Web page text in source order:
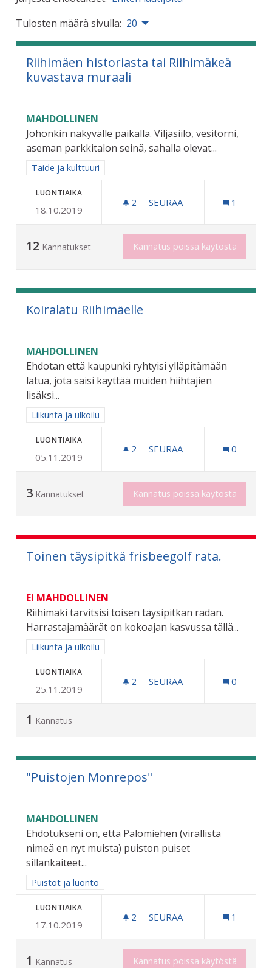
Tulosten määrä sivulla: 20
Riihimäen historiasta tai Riihimäkeä
kuvastava muraali
MAHDOLLINEN
Johonkin näkyvälle paikalla. Viljasiilo, vesitorni,
aseman parkkitalon seinä, sahalla olevat...
Rajaa tulokset aihepiirin mukaan: Taide ja kulttuuri
Taide ja kulttuuri
LUONTIAIKA
18.10.2019
2 2 SEURAAJAA
SEURAA 1
12 Kannatukset Kannatus poissa käytöstä
Koiralatu Riihimäelle
MAHDOLLINEN
Ehdotan että kaupunki ryhtyisi ylläpitämään
latua, jota saisi käyttää muiden hiihtäjien
lisäksi...
Rajaa tulokset aihepiirin mukaan: Liikunta ja ulkoilu
Liikunta ja ulkoilu
LUONTIAIKA
05.11.2019
2 2 SEURAAJAA
SEURAA 0
3 Kannatukset Kannatus poissa käytöstä
Toinen täysipitkä frisbeegolf rata.
EI MAHDOLLINEN
Riihimäki tarvitsisi toisen täysipitkän radan.
Harrastajamäärät on kokoajan kasvussa tällä...
Rajaa tulokset aihepiirin mukaan: Liikunta ja ulkoilu
Liikunta ja ulkoilu
LUONTIAIKA
25.11.2019
2 2 SEURAAJAA
SEURAA 0
1 Kannatus
"Puistojen Monrepos"
MAHDOLLINEN
Ehdotukseni on, että Palomiehen (virallista
nimeä en nyt muista) puiston puiset
sillankaiteet...
Rajaa tulokset aihepiirin mukaan: Puistot ja luonto
Puistot ja luonto
LUONTIAIKA
17.10.2019
2 2 SEURAAJAA
SEURAA 1
1 Kannatus Kannatus poissa käytöstä